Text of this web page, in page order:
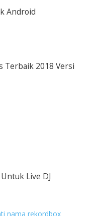
Android
Terbaik 2018 Versi
Live DJ